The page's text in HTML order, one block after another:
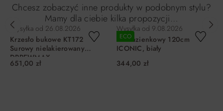
Chcesz zobaczyć inne produkty w podobnym stylu?
Mamy dla ciebie kilka propozycji…
Wysyłka od 26.08.2026
Krzesło bukowe KT172
Surowy nielakierowany
DRREWMAX
651,00 zł
ECO
Wysyłka od 9.08.2026
Blat łazienkowy 120cm
ICONIC, biały
344,00 zł